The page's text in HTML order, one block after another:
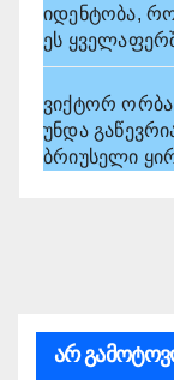
იდენტობა,
ეს
ვიქტორ
უნდა
ბრიუსელი
არ